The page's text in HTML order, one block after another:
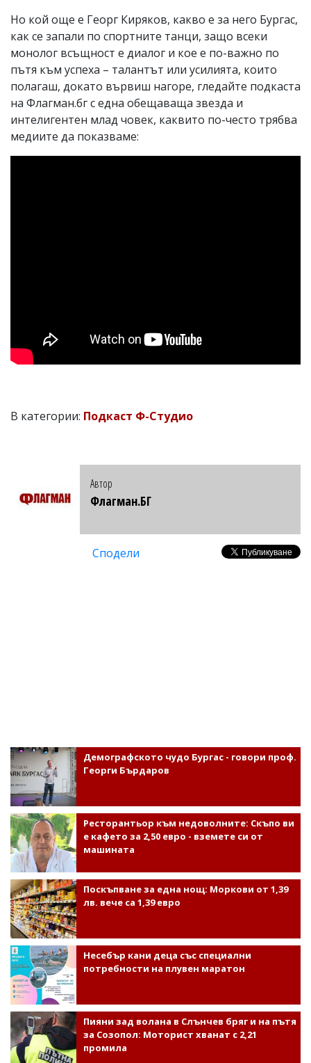
Но кой още е Георг Киряков, какво е за него Бургас,
как се запали по спортните танци, защо всеки
монолог всъщност е диалог и кое е по-важно по
пътя към успеха – талантът или усилията, които
полагаш, докато вървиш нагоре, гледайте подкаста
на Флагман.бг с една обещаваща звезда и
интелигентен млад човек, каквито по-често трябва
медиите да показваме:
В категории: Подкаст Ф-Студио
Автор
Флагман.БГ
Сподели
Демографското чудо Бургас - говори проф.
Георги Бърдаров
Ресторантьор към недоволните: Скъпо ви
е кафето за 2,50 евро - вземете си от
машината
Поскъпване за една нощ: Моркови от 1,39
лв. вече са 1,39 евро
Несебър кани деца със специални
потребности на плувен маратон
Пияни зад волана в Слънчев бряг и на пътя
за Созопол: Моторист хванат с 2,21
промила